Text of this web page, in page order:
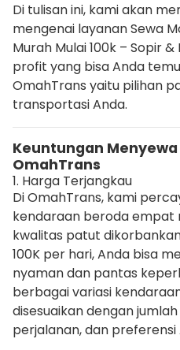
Di tulisan ini, kami akan
mengenai layanan Sewa
Murah Mulai 100k – Sopir
profit yang bisa Anda
OmahTrans yaitu pilihan
transportasi Anda.
Keuntungan
OmahTrans
1. Harga Terjangkau
Di OmahTrans, kami
kendaraan beroda
kwalitas patut
100K per hari, Anda bisa
nyaman dan pantas
berbagai variasi
disesuaikan dengan
perjalanan, dan preferensi